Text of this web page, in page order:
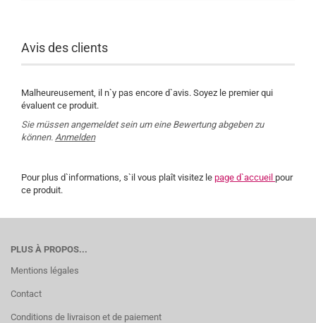
Avis des clients
Malheureusement, il n`y pas encore d`avis. Soyez le premier qui
évaluent ce produit.
Sie müssen angemeldet sein um eine Bewertung abgeben zu
können. Anmelden
Pour plus d`informations, s`il vous plaît visitez le page d`accueil pour
ce produit.
PLUS À PROPOS...
Mentions légales
Contact
Conditions de livraison et de paiement